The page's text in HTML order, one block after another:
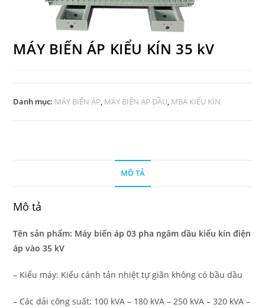
MÁY BIẾN ÁP KIỂU KÍN 35 kV
Danh mục: MÁY BIẾN ÁP, MÁY BIẾN ÁP DẦU, MBA KIỂU KÍN
MÔ TẢ
Mô tả
Tên sản phẩm: Máy biến áp 03 pha ngâm dầu kiểu kín điện
áp vào 35 kV
– Kiểu máy: Kiểu cánh tản nhiệt tự giãn không có bầu dầu
– Các dải công suất: 100 kVA – 180 kVA – 250 kVA – 320 kVA –